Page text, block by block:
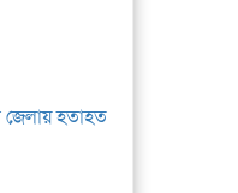
জেলায় হতাহত